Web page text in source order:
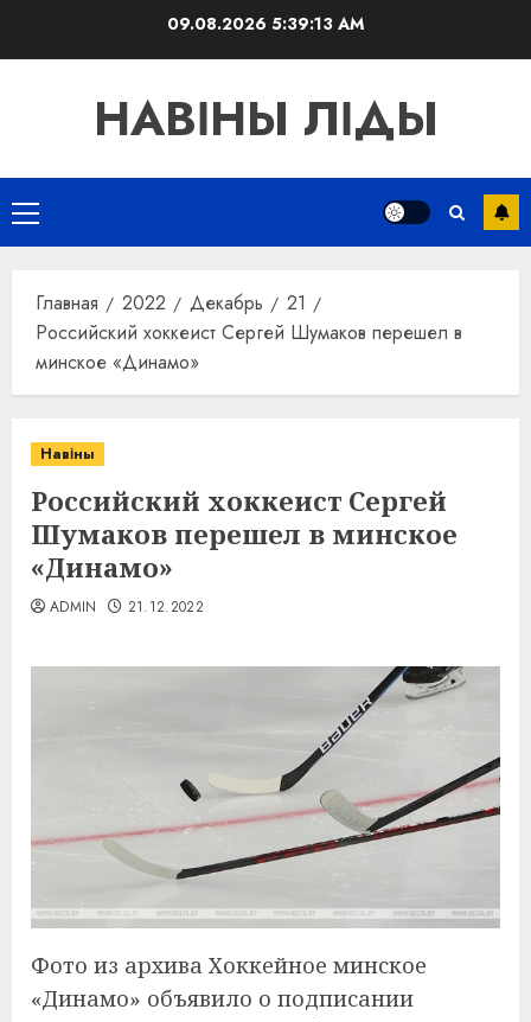
09.08.2026 5:39:14 AM
НАВІНЫ ЛІДЫ
Основное
меню
Главная 2022 Декабрь
21
Российский хоккеист Сергей Шумаков перешел в
минское «Динамо»
Навіны
Российский хоккеист Сергей
Шумаков перешел в минское
«Динамо»
ADMIN 21.12.2022
Фото из архива Хоккейное минское
«Динамо» объявило о подписании